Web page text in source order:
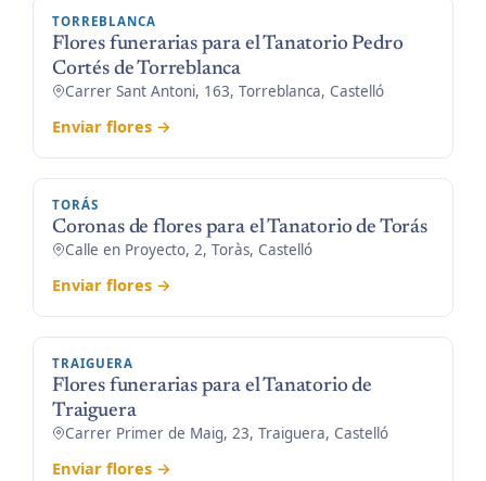
TORREBLANCA
Flores funerarias para el Tanatorio Pedro
Cortés de Torreblanca
Carrer Sant Antoni, 163, Torreblanca, Castelló
Enviar flores →
TORÁS
Coronas de flores para el Tanatorio de Torás
Calle en Proyecto, 2, Toràs, Castelló
Enviar flores →
TRAIGUERA
Flores funerarias para el Tanatorio de
Traiguera
Carrer Primer de Maig, 23, Traiguera, Castelló
Enviar flores →